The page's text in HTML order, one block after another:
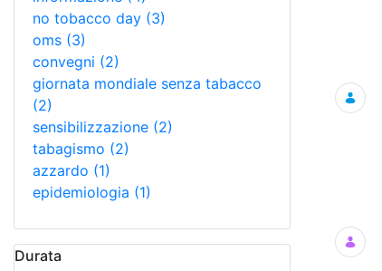
no tobacco day (3)
oms (3)
convegni (2)
giornata mondiale senza tabacco
(2)
sensibilizzazione (2)
tabagismo (2)
azzardo (1)
epidemiologia (1)
Durata